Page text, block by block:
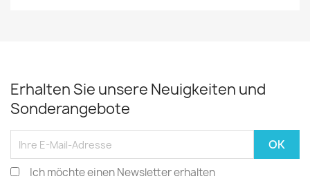
Erhalten Sie unsere Neuigkeiten und
Sonderangebote
Ich möchte einen Newsletter erhalten